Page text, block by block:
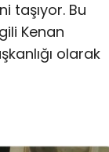
taşıyor. Bu
Kenan
olarak